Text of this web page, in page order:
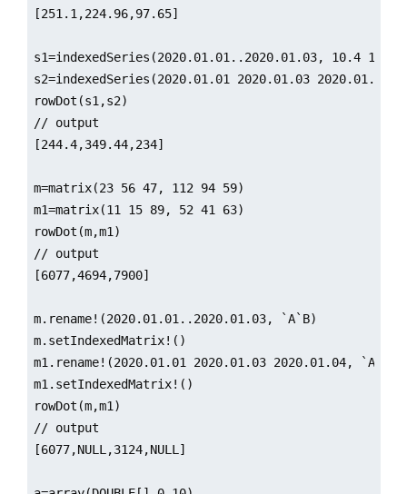
[251.1,224.96,97.65]
s1=indexedSeries(2020.01.01..2020.01.03, 10.4 11.2
s2=indexedSeries(2020.01.01 2020.01.03
rowDot(s1,s2)
// output
[244.4,349.44,234]
m=matrix(23 56 47, 112 94 59)
m1=matrix(11 15 89, 52 41 63)
rowDot(m,m1)
// output
[6077,4694,7900]
m.rename!(2020.01.01..2020.01.03, `A`B)
m.setIndexedMatrix!()
m1.rename!(2020.01.01 2020.01.03 2020.01.04, `A`B)
m1.setIndexedMatrix!()
rowDot(m,m1)
// output
[6077,NULL,3124,NULL]